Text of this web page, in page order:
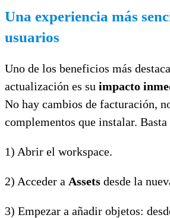
Una experiencia más
usuarios
Uno de los beneficios más
actualización es su impacto
No hay cambios de facturación,
complementos que instalar. Basta
1) Abrir el workspace.
2) Acceder a Assets desde la
3) Empezar a añadir objetos: